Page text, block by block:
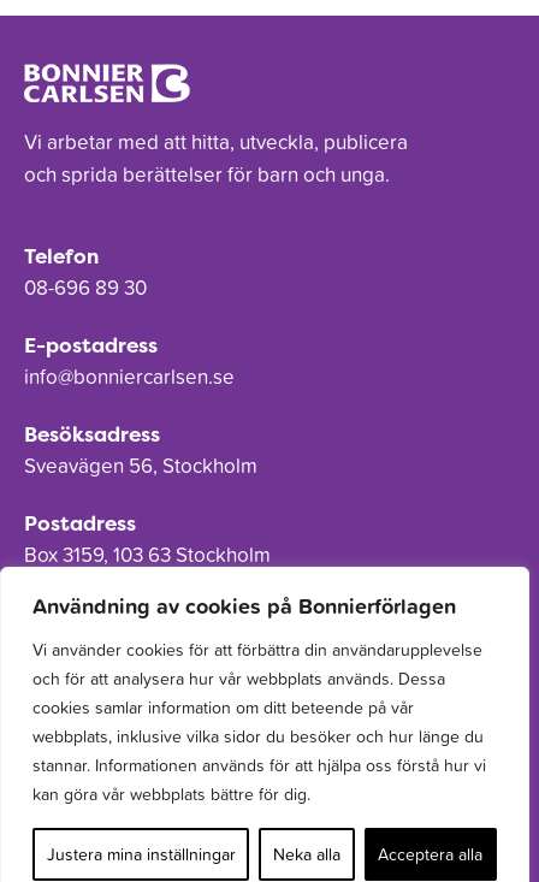
Användning av cookies på Bonnierförlagen
Vi använder cookies för att förbättra din användarupplevelse
och för att analysera hur vår webbplats används. Dessa
cookies samlar information om ditt beteende på vår
webbplats, inklusive vilka sidor du besöker och hur länge du
stannar. Informationen används för att hjälpa oss förstå hur vi
kan göra vår webbplats bättre för dig.
Justera mina inställningar Neka alla Acceptera alla
Vi arbetar med att hitta, utveckla, publicera
och sprida berättelser för barn och unga.
Telefon
08-696 89 30
E-postadress
info@bonniercarlsen.se
Besöksadress
Sveavägen 56, Stockholm
Postadress
Box 3159, 103 63 Stockholm
Om Bonnierförlagen
Cookies
Integritetspolicy